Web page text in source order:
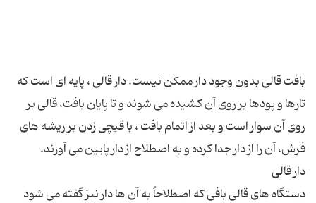
بافت قالی بدون وجود دار ممکن نیست. دار قالی ، پایه ای است که
تارها و پودها بر روی آن کشیده می شوند و تا پایان بافت، قالی بر
روی آن سوار است و بعد از اتمام بافت ، با قیچی زدن بر ریشه های
دستگاه های قالی بافی كه اصطلاحاً به آن ها دار نیز گفته می شود